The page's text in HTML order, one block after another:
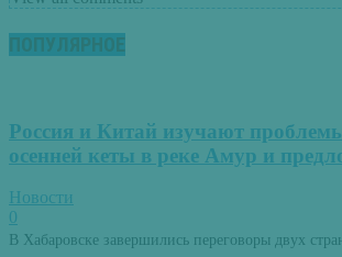
ПОПУЛЯРНОЕ
Россия и Китай изучают
осенней кеты в реке Амур и
Новости
0
В Хабаровске завершились переговоры двух